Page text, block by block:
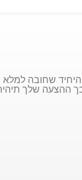
היחיד שחובה
ההצעה שלך